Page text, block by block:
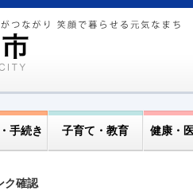
手続き 子育て・教育 健康・
ク確認